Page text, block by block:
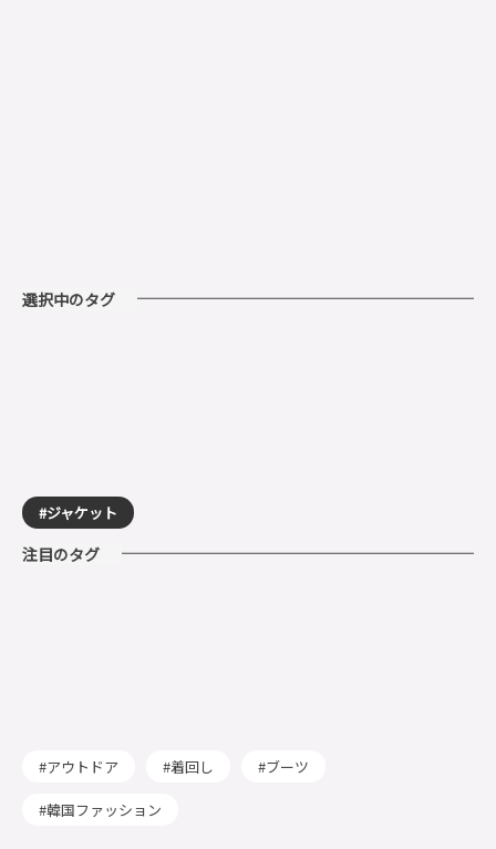
選択中のタグ
ジャケット
注目のタグ
アウトドア 着回し ブーツ
韓国ファッション